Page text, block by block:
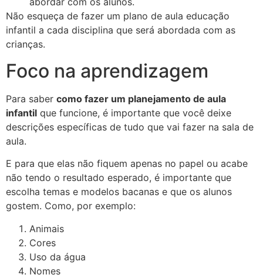
Não esqueça de fazer um plano de aula educação
infantil a cada disciplina que será abordada com as
crianças.
Foco na aprendizagem
Para saber como fazer um planejamento de aula
infantil que funcione, é importante que você deixe
descrições específicas de tudo que vai fazer na sala de
aula.
E para que elas não fiquem apenas no papel ou acabe
não tendo o resultado esperado, é importante que
escolha temas e modelos bacanas e que os alunos
gostem. Como, por exemplo:
Animais
Cores
Uso da água
Nomes